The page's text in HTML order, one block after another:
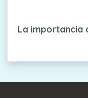
La importancia